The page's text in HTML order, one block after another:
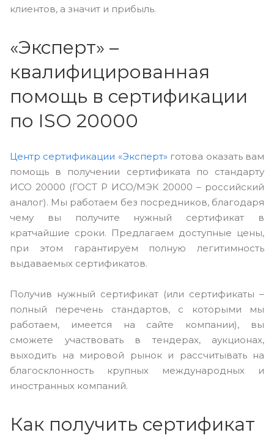
клиентов, а значит и прибыль.
«Эксперт» –
квалифицированная
помощь в сертификации
по ISO 20000
Центр сертификации «Эксперт»готова оказать вам
помощь в получении сертификата по стандарту
ИСО 20000 (ГОСТ Р ИСО/МЭК 20000 – российский
аналог). Мы работаем без посредников, благодаря
чему вы получите нужный сертификат в
кратчайшие сроки. Предлагаем доступные цены,
при этом гарантируем полную легитимность
выдаваемых сертификатов.
Получив нужный сертификат (или сертификаты –
полный перечень стандартов, с которыми мы
работаем, имеется на сайте компании), вы
сможете участвовать в тендерах, аукционах,
выходить на мировой рынок и рассчитывать на
благосклонность крупных международных и
иностранных компаний.
Как получить сертификат